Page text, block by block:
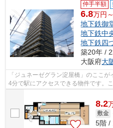
仲手半額
6.8万円
地下鉄御
地下鉄中
地下鉄四
築20年 /
大阪府大
「ジュネーゼグラン淀屋橋」のここ
4分で駅にアクセスできる物件です。
8.2
敷金
5階 /